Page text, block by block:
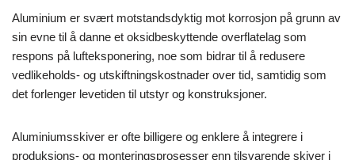
Aluminium er svært motstandsdyktig mot korrosjon på grunn av
sin evne til å danne et oksidbeskyttende overflatelag som
respons på lufteksponering, noe som bidrar til å redusere
vedlikeholds- og utskiftningskostnader over tid, samtidig som
det forlenger levetiden til utstyr og konstruksjoner.
Aluminiumsskiver er ofte billigere og enklere å integrere i
produksjons- og monteringsprosesser enn tilsvarende skiver i